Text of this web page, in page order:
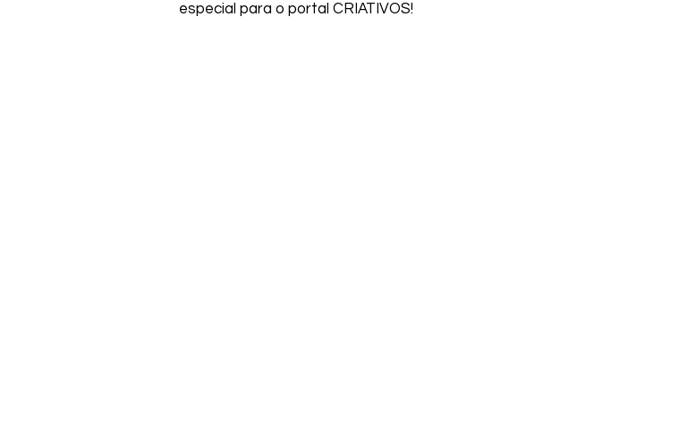
especial para o portal CRIATIVOS!